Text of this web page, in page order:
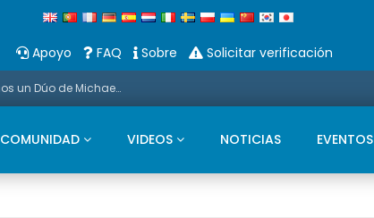
Apoyo FAQ Sobre Solicitar verificación
Promoción: Estas Navidades os presentamos un Dúo de Michael Bubble Y Saxo
COMUNIDAD VIDEOS NOTICIAS EVENTOS